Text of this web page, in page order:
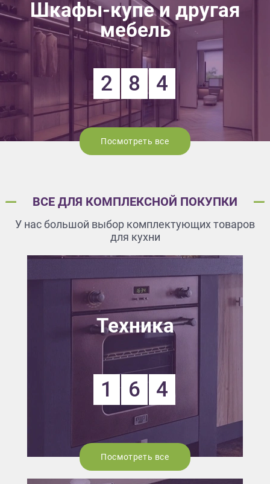
Шкафы-купе и другая
мебель
2 8 4
Посмотреть все
ВСЕ ДЛЯ КОМПЛЕКСНОЙ ПОКУПКИ
У нас большой выбор комплектующих товаров
для кухни
Техника
1 6 4
Посмотреть все